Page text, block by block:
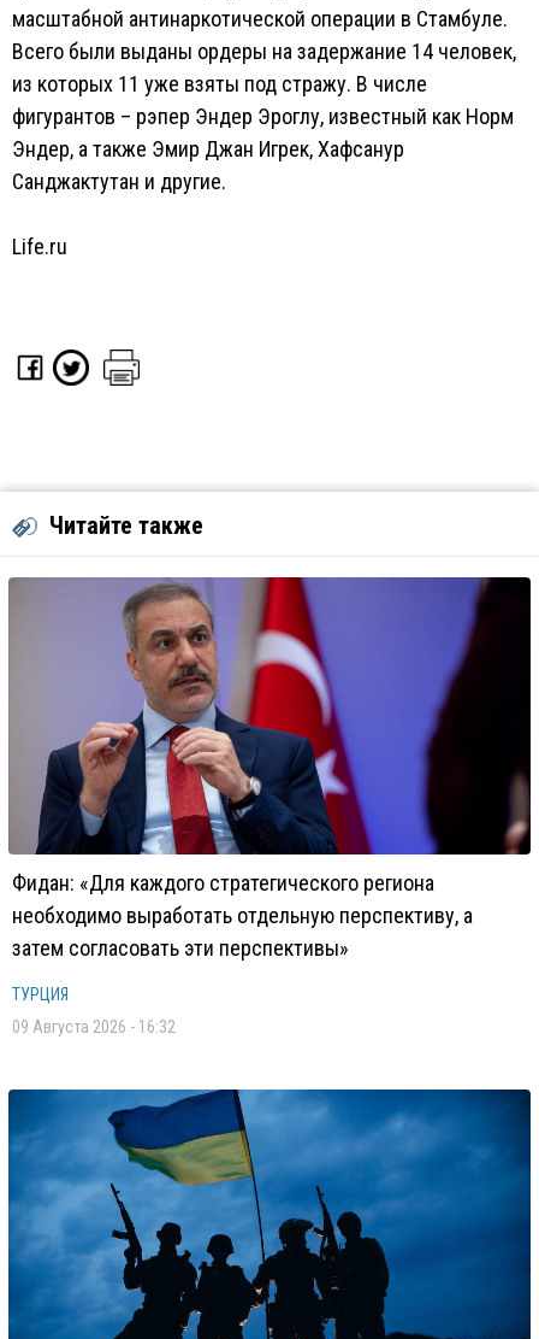
масштабной антинаркотической операции в Стамбуле.
Всего были выданы ордеры на задержание 14 человек,
из которых 11 уже взяты под стражу. В числе
фигурантов – рэпер Эндер Эроглу, известный как Норм
Эндер, а также Эмир Джан Игрек, Хафсанур
Санджактутан и другие.
Life.ru
Читайте также
Фидан: «Для каждого стратегического региона
необходимо выработать отдельную перспективу, а
затем согласовать эти перспективы»
ТУРЦИЯ
09 Августа 2026 - 16:32